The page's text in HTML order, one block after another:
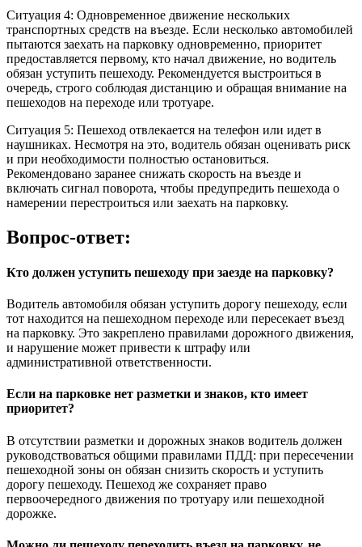
Ситуация 4: Одновременное движение нескольких
транспортных средств на въезде. Если несколько автомобилей
пытаются заехать на парковку одновременно, приоритет
предоставляется первому, кто начал движение, но водитель
обязан уступить пешеходу. Рекомендуется выстроиться в
очередь, строго соблюдая дистанцию и обращая внимание на
пешеходов на переходе или тротуаре.
Ситуация 5: Пешеход отвлекается на телефон или идет в
наушниках. Несмотря на это, водитель обязан оценивать риск
и при необходимости полностью остановиться.
Рекомендовано заранее снижать скорость на въезде и
включать сигнал поворота, чтобы предупредить пешехода о
намерении перестроиться или заехать на парковку.
Вопрос-ответ:
Кто должен уступить пешеходу при заезде на парковку?
Водитель автомобиля обязан уступить дорогу пешеходу, если
тот находится на пешеходном переходе или пересекает въезд
на парковку. Это закреплено правилами дорожного движения,
и нарушение может привести к штрафу или
административной ответственности.
Если на парковке нет разметки и знаков, кто имеет
приоритет?
В отсутствии разметки и дорожных знаков водитель должен
руководствоваться общими правилами ПДД: при пересечении
пешеходной зоны он обязан снизить скорость и уступить
дорогу пешеходу. Пешеход же сохраняет право
первоочередного движения по тротуару или пешеходной
дорожке.